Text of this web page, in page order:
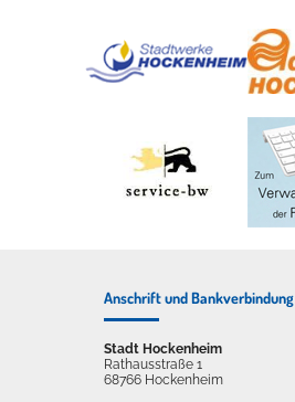
Anschrift und Bankverbindung
Stadt Hockenheim
Rathausstraße 1
68766 Hockenheim